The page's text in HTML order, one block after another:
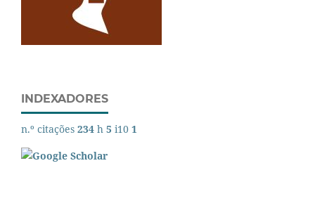
INDEXADORES
n.º citações 234 h 5 i10 1